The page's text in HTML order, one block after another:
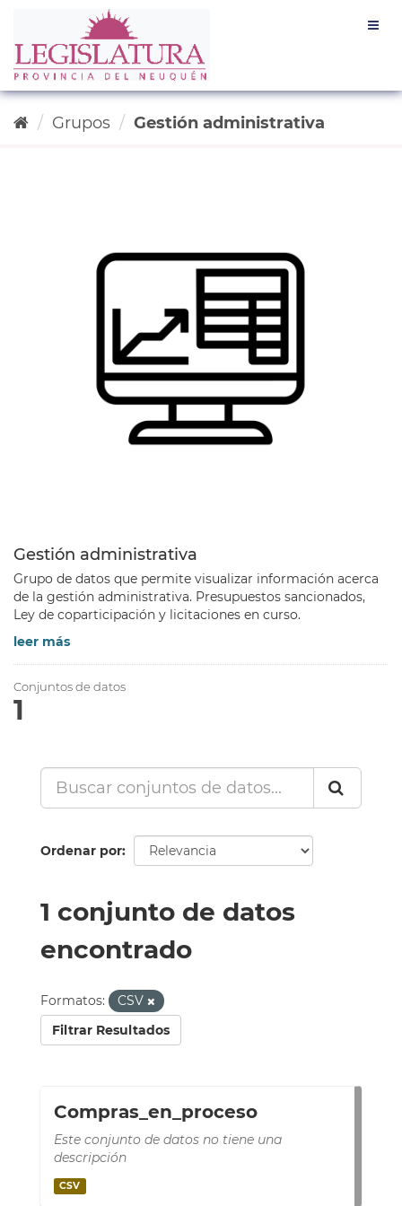
contenido
Grupos Gestión administrativa
Gestión administrativa
Grupo de datos que permite visualizar información acerca
de la gestión administrativa. Presupuestos sancionados,
Ley de coparticipación y licitaciones en curso.
leer más
Conjuntos de datos
1
Ordenar por
1 conjunto de datos
encontrado
Formatos:
CSV
Filtrar Resultados
Compras_en_proceso
Este conjunto de datos no tiene una
descripción
CSV